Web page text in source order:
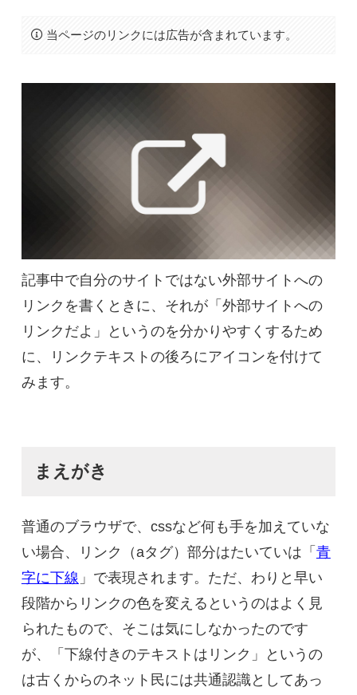
当ページのリンクには広告が含まれています。
記事中で自分のサイトではない外部サイトへの
リンクを書くときに、それが「外部サイトへの
リンクだよ」というのを分かりやすくするため
に、リンクテキストの後ろにアイコンを付けて
みます。
まえがき
普通のブラウザで、cssなど何も手を加えていな
い場合、リンク（aタグ）部分はたいていは「 青
字に下線 」で表現されます。ただ、わりと早い
段階からリンクの色を変えるというのはよく見
られたもので、そこは気にしなかったのです
が、「下線付きのテキストはリンク」というの
は古くからのネット民には共通認識としてあっ